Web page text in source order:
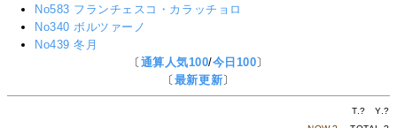
No583 フランチェスコ・カラッチョロ
No340 ボルツァーノ
No439 冬月
〔 通算人気100/今日100〕
〔 最新更新〕
T.? Y.?